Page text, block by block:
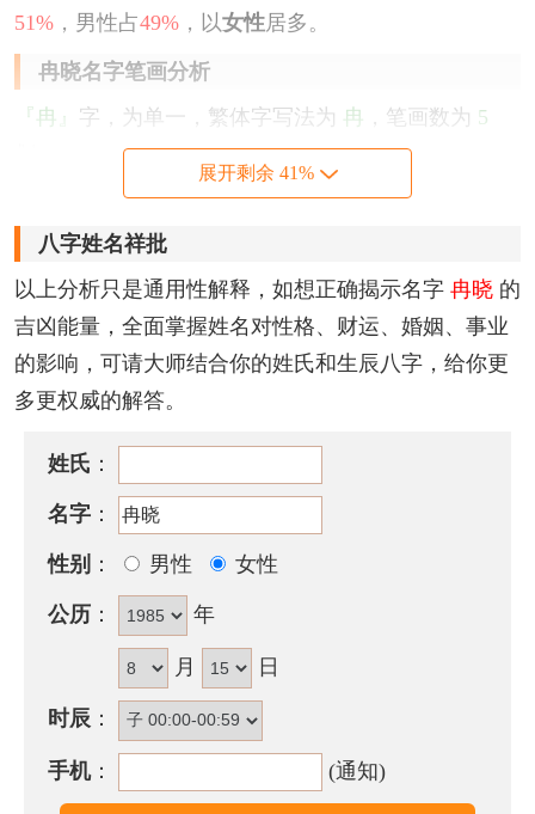
51% ，男性占49% ，以女性居多。
冉晓名字笔画分析
『冉』 字，为单一，繁体字写法为 冉 ，笔画数为 5
字，为左右结构，繁体字写法为曉;
划。
该名字的五格笔画搭配为： 5-10，五格大吉。
冉晓名字性格印象
运五行属水时，一生富贵之命，但天运五行属土或金
者，不宜使用此配置。
尽，向晓 离愁已复多。
——《七夕赋咏成篇》
· 枪旗冉 冉绿丛园，谷雨初晴叫杜鹃。摘带岳华蒸
露，碾和松粉煮春泉。
——《闻道林诸友尝茶因有寄》
展开剩余 41%
八字姓名祥批
以上分析只是通用性解释，如想正确揭示名字 冉晓 的
吉凶能量，全面掌握姓名对性格、财运、婚姻、事业
的影响，可请大师结合你的姓氏和生辰八字，给你更
多更权威的解答。
姓氏 ：
名字 ：
性别 ： 男性 女性
公历 ： 年
月 日
时辰 ：
手机： (通知)